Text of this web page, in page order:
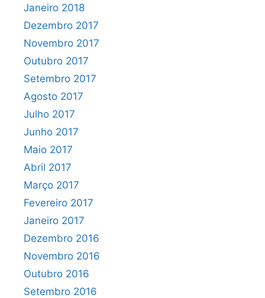
Janeiro 2018
Dezembro 2017
Novembro 2017
Outubro 2017
Setembro 2017
Agosto 2017
Julho 2017
Junho 2017
Maio 2017
Abril 2017
Março 2017
Fevereiro 2017
Janeiro 2017
Dezembro 2016
Novembro 2016
Outubro 2016
Setembro 2016